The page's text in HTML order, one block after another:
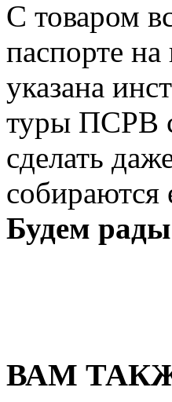
С товаром
паспорте
указана
туры ПСРВ
сделать
собираются
Будем рады
ВАМ